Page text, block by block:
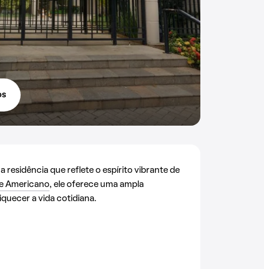
residência que reflete o espírito vibrante de
Americano, ele oferece uma ampla
a vida cotidiana.